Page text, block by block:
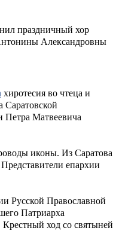
праздничный хор
Александровны
хиротесия во чтеца и
Саратовской
Петра Матвеевича
иконы. Из Саратова
епархии
Русской Православной
Патриарха
ход со святыней